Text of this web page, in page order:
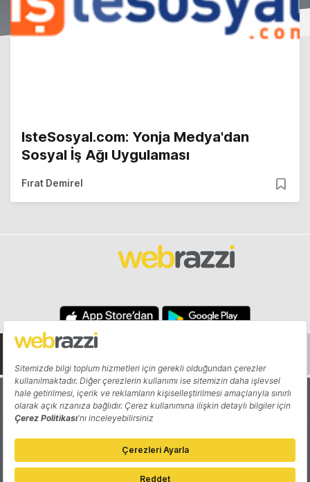
IsteSosyal.com: Yonja Medya'dan
Sosyal İş Ağı Uygulaması
Fırat Demirel
Hakkında Yazarlar
Katkıda Bulun Reklam